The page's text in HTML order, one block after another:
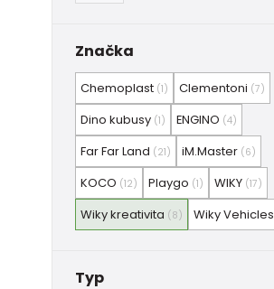
Značka
Chemoplast (1) Clementoni (7)
Dino kubusy (1) ENGINO (4)
Far Far Land (21) iM.Master (6)
KOCO (12) Playgo (1) WIKY (17)
Wiky kreativita (8) Wiky Vehicles
Typ